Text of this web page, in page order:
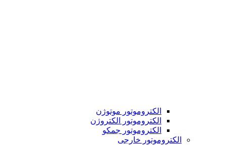
الکتروموتور موتوژن
الکتروموتور الکتروژن
الکتروموتور جمکو
الکتروموتور خارجی